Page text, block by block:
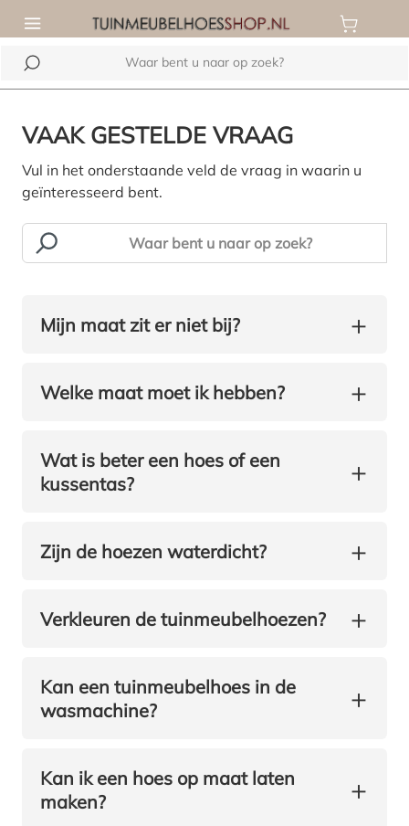
VAAK GESTELDE VRAAG
Vul in het onderstaande veld de vraag in waarin u
geïnteresseerd bent.
+
Mijn maat zit er niet bij?
+
Welke maat moet ik hebben?
+
Wat is beter een hoes of een
kussentas?
+
Zijn de hoezen waterdicht?
+
Verkleuren de tuinmeubelhoezen?
+
Kan een tuinmeubelhoes in de
wasmachine?
+
Kan ik een hoes op maat laten
maken?